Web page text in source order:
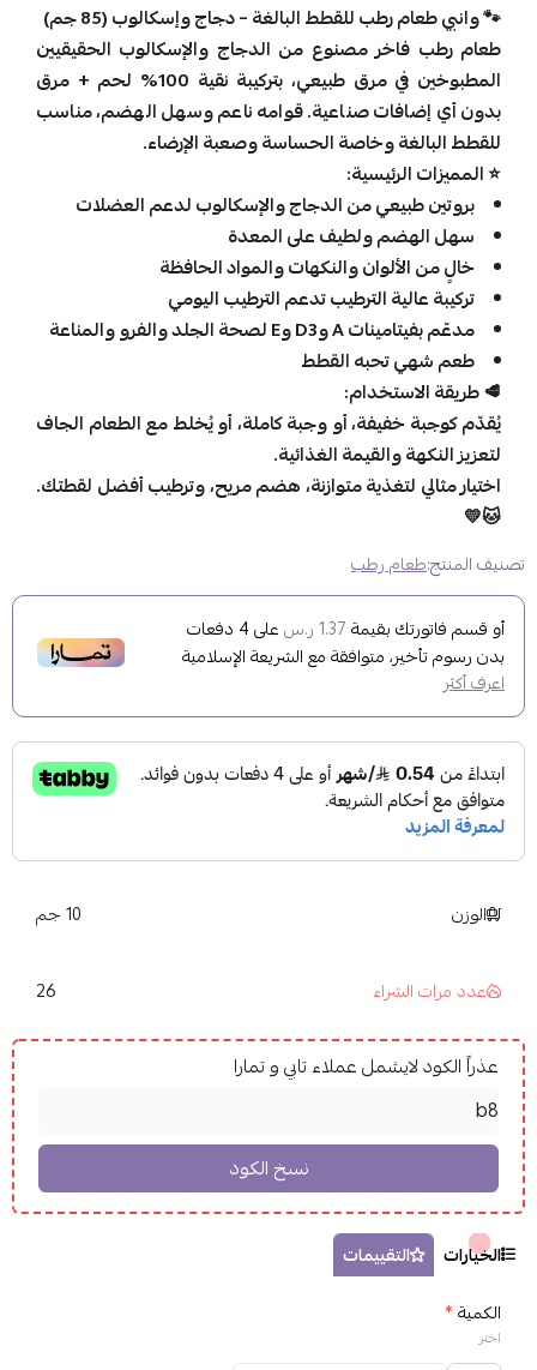
🐾 وانبي طعام رطب للقطط البالغة – دجاج وإسكالوب (85 جم)
طعام رطب فاخر مصنوع من الدجاج والإسكالوب الحقيقيين
المطبوخين في مرق طبيعي، بتركيبة نقية 100% لحم + مرق
بدون أي إضافات صناعية. قوامه ناعم وسهل الهضم، مناسب
للقطط البالغة وخاصة الحساسة وصعبة الإرضاء.
⭐ المميزات الرئيسية:
بروتين طبيعي من الدجاج والإسكالوب لدعم العضلات
سهل الهضم ولطيف على المعدة
خالٍ من الألوان والنكهات والمواد الحافظة
تركيبة عالية الترطيب تدعم الترطيب اليومي
مدعّم بفيتامينات A وD3 وE لصحة الجلد والفرو والمناعة
طعم شهي تحبه القطط
🥩 طريقة الاستخدام:
يُقدّم كوجبة خفيفة، أو وجبة كاملة، أو يُخلط مع الطعام الجاف
لتعزيز النكهة والقيمة الغذائية.
اختيار مثالي لتغذية متوازنة، هضم مريح، وترطيب أفضل لقطتك.
🐱💛
تصنيف المنتج:طعام رطب
أو قسم فاتورتك بقيمة 1.37 ر.س على4 دفعات
بدون رسوم تأخير، متوافقة مع الشريعة الإسلامية
اعرف أكثر
الوزن 10 جم
عدد مرات الشراء 26
عذراً الكود لايشمل عملاء تابي و تمارا
الخيارات
التقييمات
الكمية*
اختر